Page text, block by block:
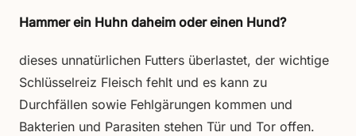
Hammer ein Huhn daheim oder einen Hund?
dieses unnatürlichen Futters überlastet, der wichtige
Schlüsselreiz Fleisch fehlt und es kann zu
Durchfällen sowie Fehlgärungen kommen und
Bakterien und Parasiten stehen Tür und Tor offen.